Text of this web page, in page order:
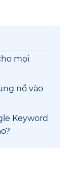
mọi
nổ vào
Keyword